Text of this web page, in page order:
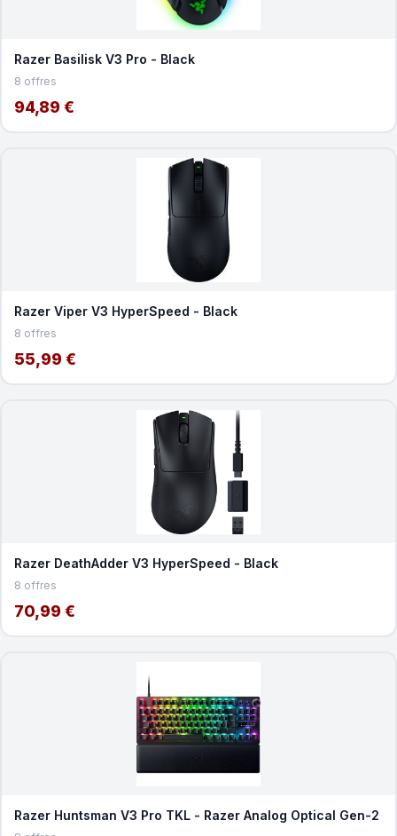
Razer Basilisk V3 Pro - Black
8 offres
94,89 €
Razer Viper V3 HyperSpeed - Black
8 offres
55,99 €
Razer DeathAdder V3 HyperSpeed - Black
8 offres
70,99 €
Razer Huntsman V3 Pro TKL - Razer Analog Optical Gen-2